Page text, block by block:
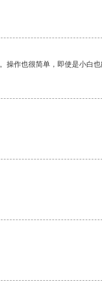
作也很简单，即使是小白也